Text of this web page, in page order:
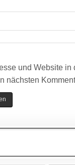
und Website in
nächsten